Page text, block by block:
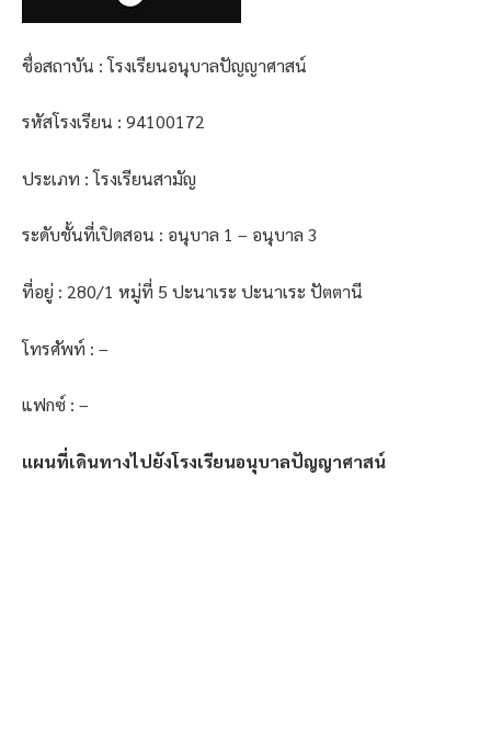
ชื่อสถาบัน : โรงเรียนอนุบาลปัญญาศาสน์
รหัสโรงเรียน : 94100172
ประเภท : โรงเรียนสามัญ
ระดับชั้นที่เปิดสอน : อนุบาล 1 – อนุบาล 3
ที่อยู่ : 280/1 หมู่ที่ 5 ปะนาเระ ปะนาเระ ปัตตานี
โทรศัพท์ : –
แฟกซ์ : –
แผนที่เดินทางไปยังโรงเรียนอนุบาลปัญญาศาสน์